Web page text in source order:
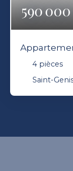
590
Orienté
4 pièces
Saint-